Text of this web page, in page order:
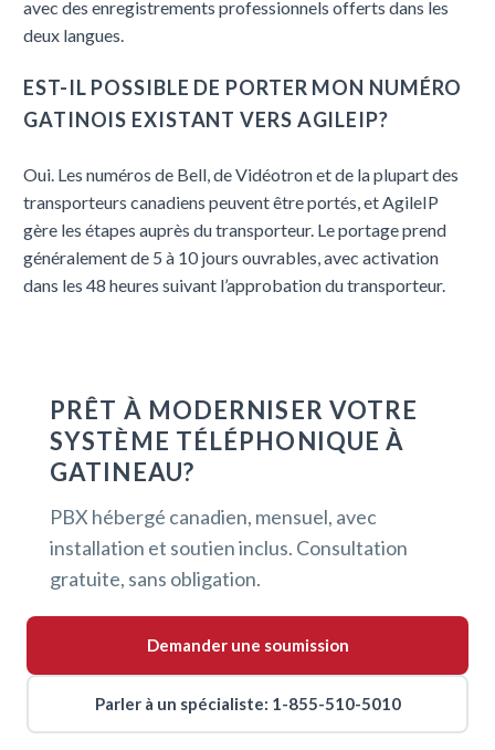
avec des enregistrements professionnels offerts dans les
deux langues.
EST-IL POSSIBLE DE PORTER MON NUMÉRO
GATINOIS EXISTANT VERS AGILEIP?
Oui. Les numéros de Bell, de Vidéotron et de la plupart des
transporteurs canadiens peuvent être portés, et AgileIP
gère les étapes auprès du transporteur. Le portage prend
généralement de 5 à 10 jours ouvrables, avec activation
dans les 48 heures suivant l’approbation du transporteur.
PRÊT À MODERNISER VOTRE
SYSTÈME TÉLÉPHONIQUE À
GATINEAU?
PBX hébergé canadien, mensuel, avec
installation et soutien inclus. Consultation
gratuite, sans obligation.
Demander une soumission
Parler à un spécialiste: 1-855-510-5010